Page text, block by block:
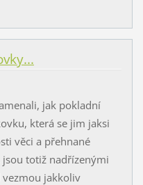
jak pokladní
která se jim jaksi
věci a přehnané
totiž nadřízenými
vezmou jakkoliv